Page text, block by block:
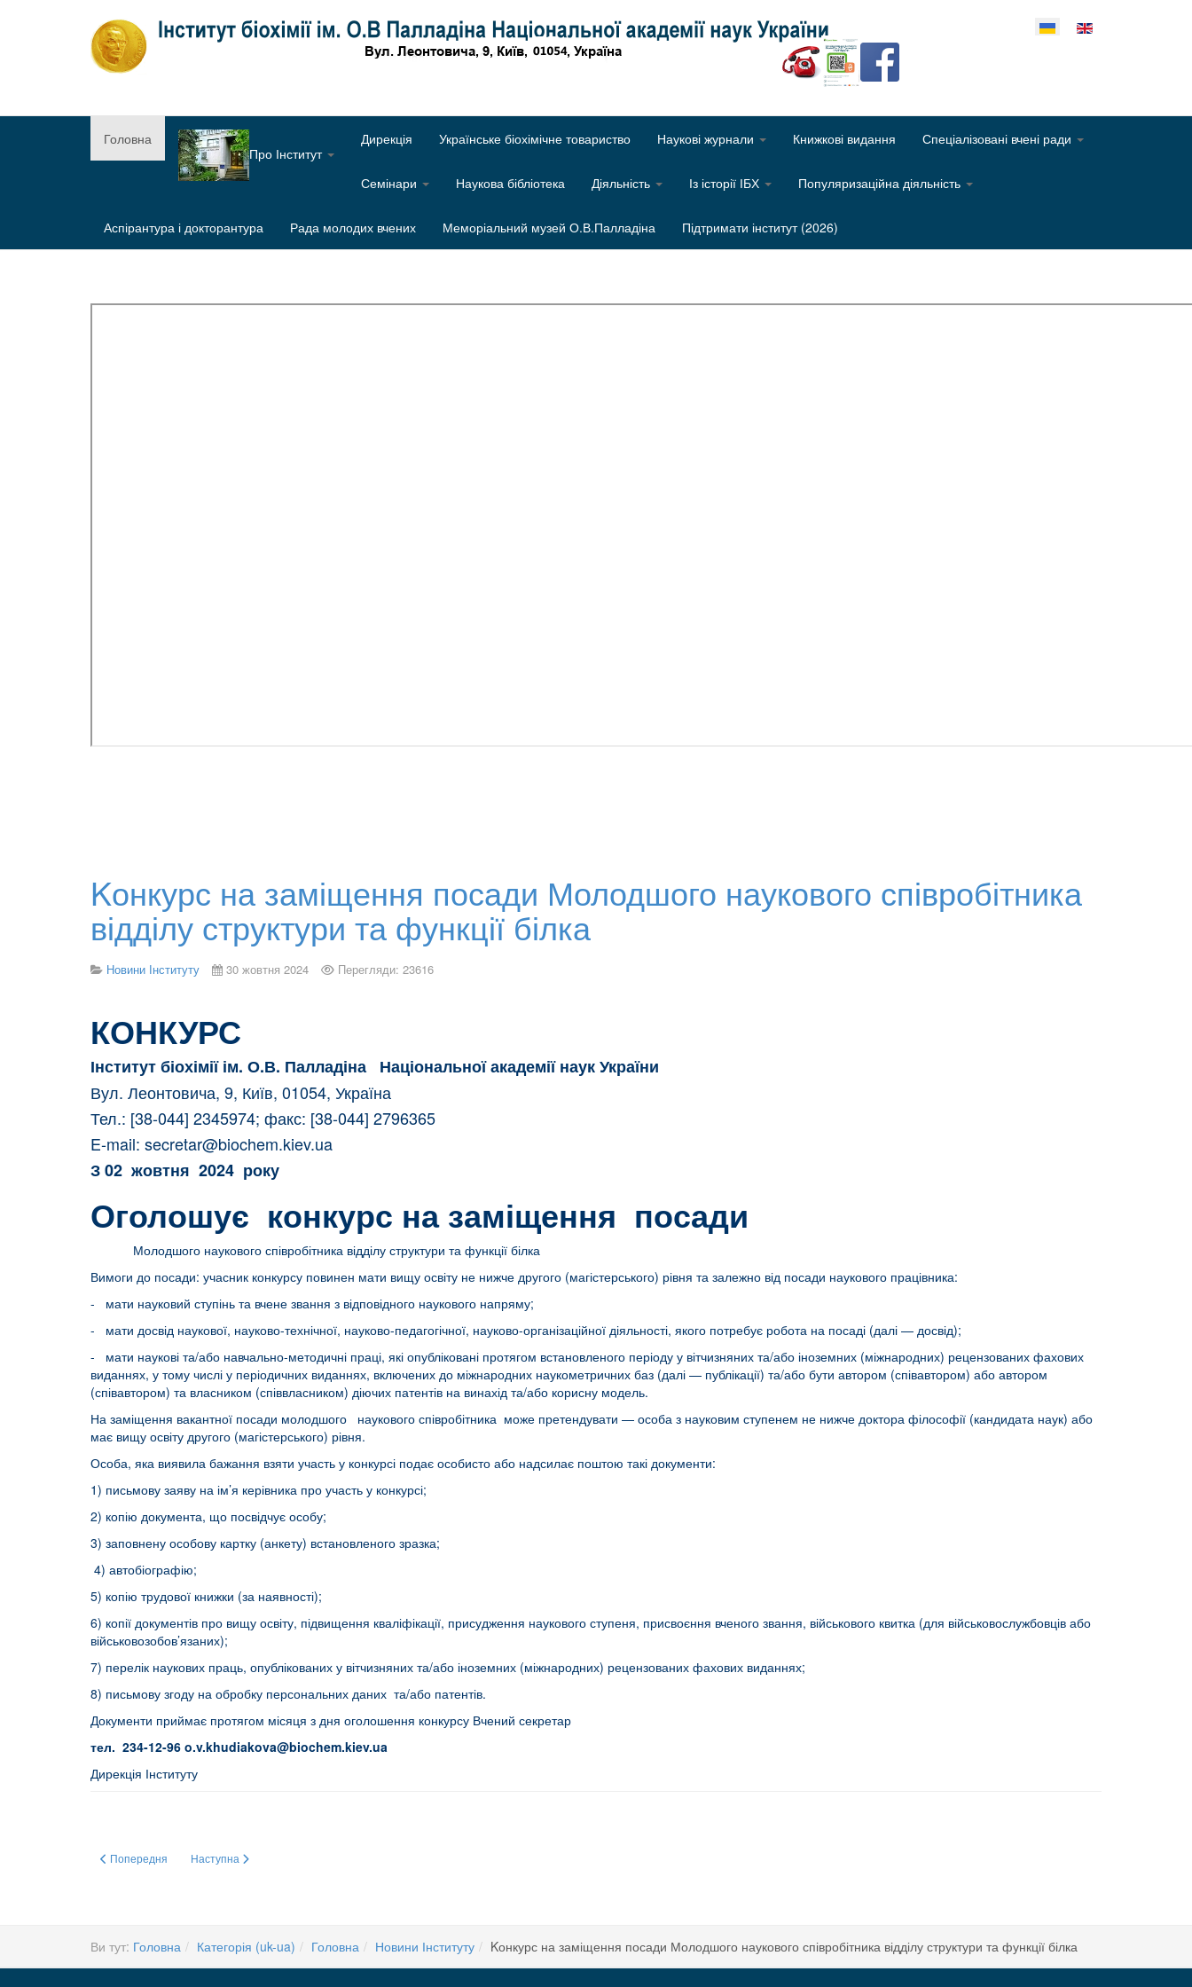
Оберіть свою мову
Головна
Про Інститут
Дирекція Українське біохімічне товариство Наукові журнали Книжкові видання Спеціалізовані вчені ради
Семінари Наукова бібліотека Діяльність Із історії ІБХ Популяризаційна діяльність
Аспірантура і докторантура Рада молодих вчених Меморіальний музей О.В.Палладіна Підтримати інститут (2026)
Kонкурс на заміщення посади Молодшого наукового співробітника
відділу структури та функції білка
Новини Інституту 30 жовтня 2024 Перегляди: 23616
КОНКУРС
Інститут біохімії ім. О.В. Палладіна Національної академії наук України
Вул. Леонтовича, 9, Київ, 01054, Україна
Тел.: [38-044] 2345974; факс: [38-044] 2796365
E-mail: secretar@biochem.kiev.ua
З 02 жовтня 2024 року
Оголошує конкурс на заміщення посади
Молодшого наукового співробітника відділу структури та функції білка
Вимоги до посади: учасник конкурсу повинен мати вищу освіту не нижче другого (магістерського) рівня та залежно від посади наукового працівника:
- мати науковий ступінь та вчене звання з відповідного наукового напряму;
- мати досвід наукової, науково-технічної, науково-педагогічної, науково-організаційної діяльності, якого потребує робота на посаді (далі — досвід);
- мати наукові та/або навчально-методичні праці, які опубліковані протягом встановленого періоду у вітчизняних та/або іноземних (міжнародних) рецензованих фахових
виданнях, у тому числі у періодичних виданнях, включених до міжнародних наукометричних баз (далі — публікації) та/або бути автором (співавтором) або автором
(співавтором) та власником (співвласником) діючих патентів на винахід та/або корисну модель.
На заміщення вакантної посади молодшого наукового співробітника може претендувати — особа з науковим ступенем не нижче доктора філософії (кандидата наук) або
має вищу освіту другого (магістерського) рівня.
Особа, яка виявила бажання взяти участь у конкурсі подає особисто або надсилає поштою такі документи:
1) письмову заяву на ім’я керівника про участь у конкурсі;
2) копію документа, що посвідчує особу;
3) заповнену особову картку (анкету) встановленого зразка;
4) автобіографію;
5) копію трудової книжки (за наявності);
6) копії документів про вищу освіту, підвищення кваліфікації, присудження наукового ступеня, присвоєння вченого звання, військового квитка (для військовослужбовців або
військовозобов’язаних);
7) перелік наукових праць, опублікованих у вітчизняних та/або іноземних (міжнародних) рецензованих фахових виданнях;
8) письмову згоду на обробку персональних даних та/або патентів.
Документи приймає протягом місяця з дня оголошення конкурсу Вчений секретар
тел. 234-12-96 o.v.khudiakova@biochem.kiev.ua
Дирекція Інституту
Попередня стаття: Зустріч заступника директора Інституту академіка НАН України професора С.Костеріна з групою учасників Природничої школи учнівської молоді, м.Київ
Попередня Наступна стаття: ЗУСТРІЧ З ПРОВІДНИМИ ОСВІТЯНСЬКИМИ ЗАКЛАДАМИ м. КИЄВА
Наступна
Ви тут: Головна Категорія (uk-ua) Головна Новини Інституту Kонкурс на заміщення посади Молодшого наукового співробітника відділу структури та функції білка